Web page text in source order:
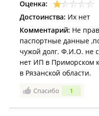
Оценка:
Достоинства: Их нет
Комментарий: Не
паспортные данные
чужой долг. Ф.И.О. не
нет ИП в Приморском
в Рязанской области.
Спасибо 1